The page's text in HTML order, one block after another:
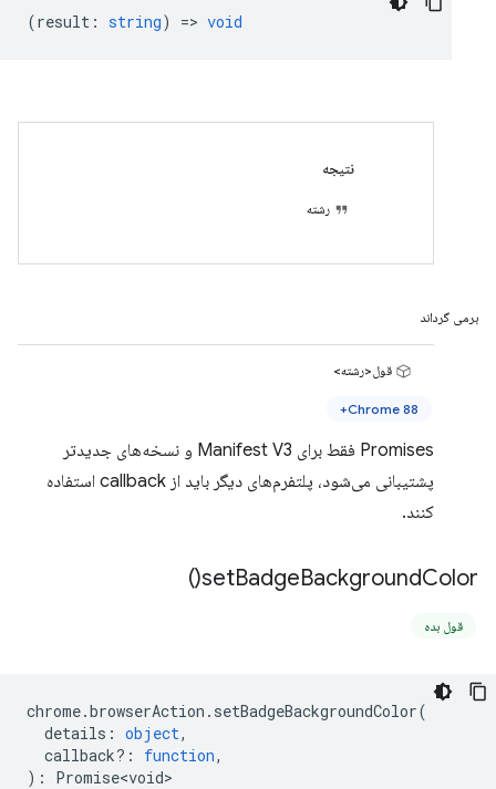
(result : string) => void
نتیجه
رشته
برمی گرداند
قول<رشته>
Chrome 88+
Promises فقط برای Manifest V3 و نسخه‌های جدیدتر
پشتیبانی می‌شود، پلتفرم‌های دیگر باید از callback استفاده
کنند.
setBadgeBackgroundColor(
)
قول بده
chrome.browserAction . setBadgeBackgroundColor(
details : object,
callback? : function,
) : Promise<void>